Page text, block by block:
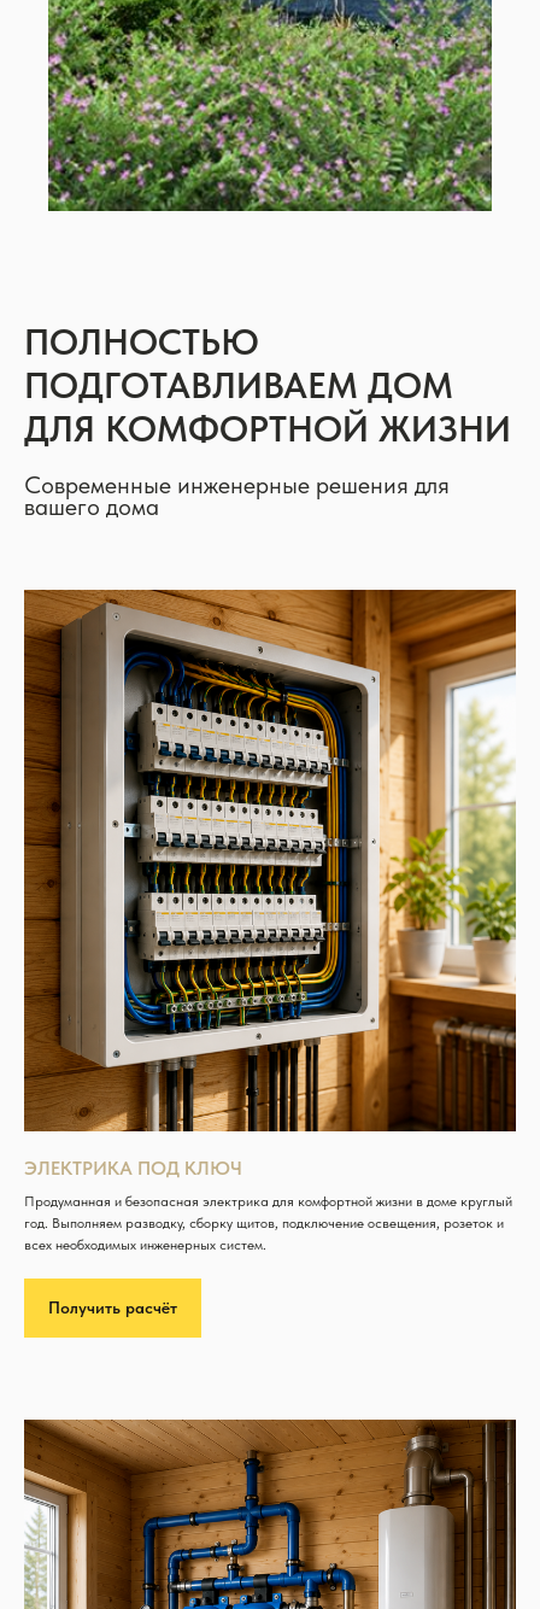
ПОЛНОСТЬЮ
ПОДГОТАВЛИВАЕМ ДОМ
ДЛЯ КОМФОРТНОЙ ЖИЗНИ
Современные инженерные решения для
вашего дома
ЭЛЕКТРИКА ПОД КЛЮЧ
Продуманная и безопасная электрика для комфортной жизни в доме круглый
год. Выполняем разводку, сборку щитов, подключение освещения, розеток и
всех необходимых инженерных систем.
Получить расчёт